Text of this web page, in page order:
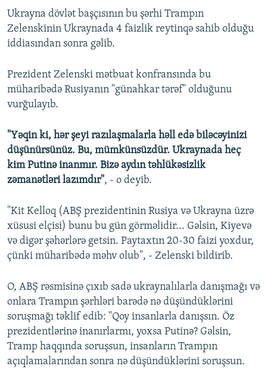
Ukrayna dövlət başçısının bu şərhi Trampın
Zelenskinin Ukraynada 4 faizlik reytinqə sahib olduğu
iddiasından sonra gəlib.
Prezident Zelenski mətbuat konfransında bu
müharibədə Rusiyanın "günahkar tərəf" olduğunu
vurğulayıb.
"Yəqin ki, hər şeyi razılaşmalarla həll edə biləcəyinizi
düşünürsünüz. Bu, mümkünsüzdür. Ukraynada heç
kim Putinə inanmır. Bizə aydın təhlükəsizlik
zəmanətləri lazımdır", - o deyib.
"Kit Kelloq (ABŞ prezidentinin Rusiya və Ukrayna üzrə
xüsusi elçisi) bunu bu gün görməlidir... Gəlsin, Kiyevə
və digər şəhərlərə getsin. Paytaxtın 20-30 faizi yoxdur,
çünki müharibədə məhv olub", - Zelenski bildirib.
O, ABŞ rəsmisinə çıxıb sadə ukraynalılarla danışmağı və
onlara Trampın şərhləri barədə nə düşündüklərini
soruşmağı təklif edib: "Qoy insanlarla danışsın. Öz
prezidentlərinə inanırlarmı, yoxsa Putinə? Gəlsin,
Tramp haqqında soruşsun, insanların Trampın
açıqlamalarından sonra nə düşündüklərini soruşsun.